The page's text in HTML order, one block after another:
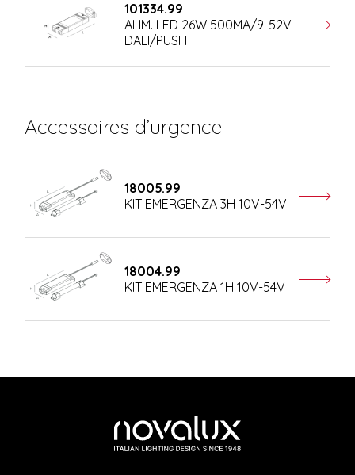
101334.99
ALIM. LED 26W 500MA/9-52V
DALI/PUSH
Accessoires d’urgence
18005.99
KIT EMERGENZA 3H 10V-54V
18004.99
KIT EMERGENZA 1H 10V-54V